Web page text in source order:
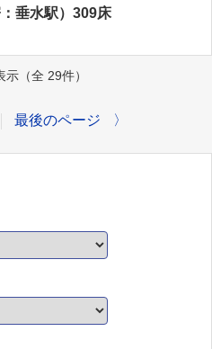
垂水駅）309床
（全 29件）
最後のページ 〉